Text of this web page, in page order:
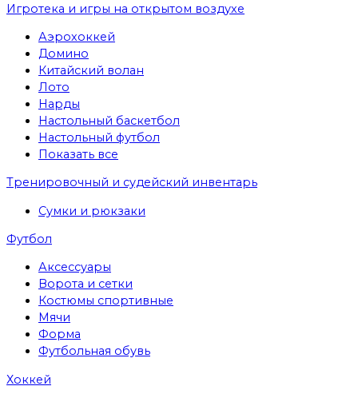
Игротека и игры на открытом воздухе
Аэрохоккей
Домино
Китайский волан
Лото
Нарды
Настольный баскетбол
Настольный футбол
Показать все
Тренировочный и судейский инвентарь
Сумки и рюкзаки
Футбол
Аксессуары
Ворота и сетки
Костюмы спортивные
Мячи
Форма
Футбольная обувь
Хоккей